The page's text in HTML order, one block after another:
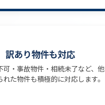
訳あり物件も対応
可・事故物件・相続未了など、他
れた物件も積極的に対応します。